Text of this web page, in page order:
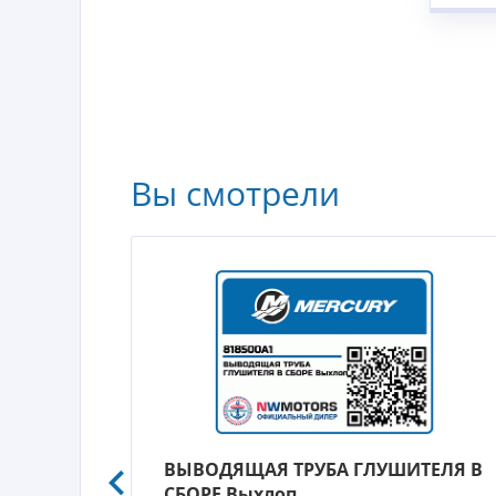
Вы смотрели
ВЫВОДЯЩАЯ ТРУБА ГЛУШИТЕЛЯ В